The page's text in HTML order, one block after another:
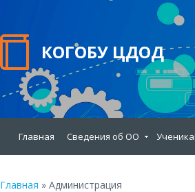
КОГОБУ ЦДОД
Главная Сведения об ОО
Главная » Администрация